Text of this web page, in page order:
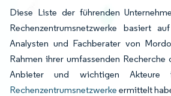
Diese Liste der führenden
Rechenzentrumsnetzwerke basiert
Analysten und Fachberater von
Rahmen ihrer umfassenden Recherche
Anbieter und wichtigen
Rechenzentrumsnetzwerke ermittelt